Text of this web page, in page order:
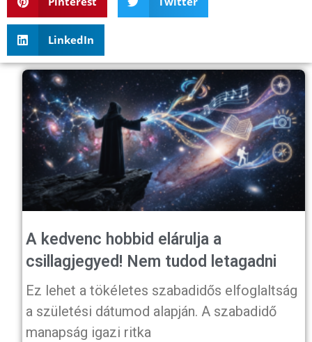
LinkedIn
A kedvenc hobbid elárulja a
csillagjegyed! Nem tudod letagadni
Ez lehet a tökéletes szabadidős elfoglaltság
a születési dátumod alapján. A szabadidő
manapság igazi ritka